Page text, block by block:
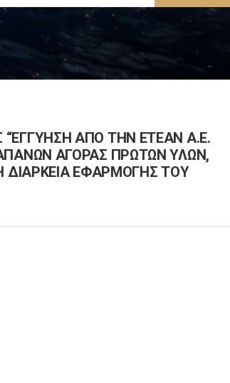
ΑΠΟ ΤΗΝ ΕΤΕΑΝ Α.Ε.
ΑΓΟΡΑΣ ΠΡΩΤΩΝ ΥΛΩΝ,
ΔΙΑΡΚΕΙΑ ΕΦΑΡΜΟΓΗΣ ΤΟΥ